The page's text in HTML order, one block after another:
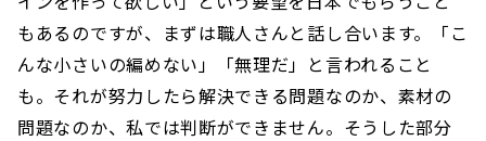
もあるのですが、まずは職人さんと話し合います。「こ
んな小さいの編めない」「無理だ」と言われること
も。それが努力したら解決できる問題なのか、素材の
問題なのか、私では判断ができません。そうした部分